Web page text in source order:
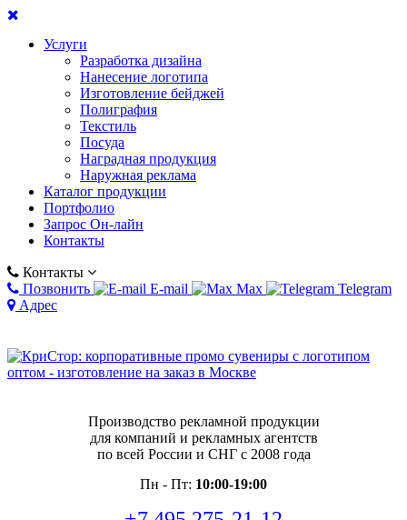
Услуги
Разработка дизайна
Нанесение логотипа
Изготовление бейджей
Полиграфия
Текстиль
Посуда
Наградная продукция
Наружная реклама
Каталог продукции
Портфолио
Запрос Он-лайн
Контакты
Контакты
Позвонить
E-mail Max
Telegram
Адрес
Производство рекламной продукции
для компаний и рекламных агентств
по всей России и СНГ с 2008 года
Пн - Пт: 10:00-19:00